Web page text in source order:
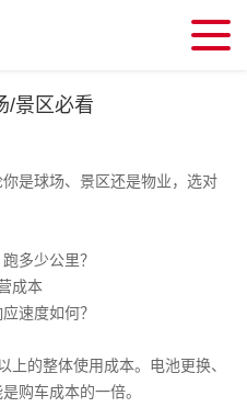
/景区必看
是球场、景区还是物业，选对
多少公里？
成本
速度如何？
的整体使用成本。电池更换、
购车成本的一倍。